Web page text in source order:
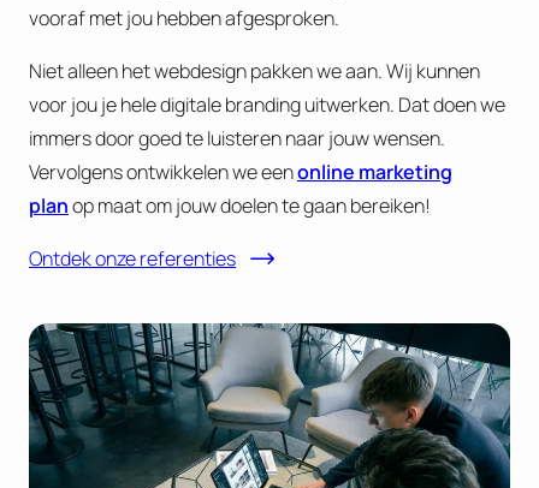
vooraf met jou hebben afgesproken.
Niet alleen het webdesign pakken we aan. Wij kunnen
voor jou je hele digitale branding uitwerken. Dat doen we
immers door goed te luisteren naar jouw wensen.
Vervolgens ontwikkelen we eenonline marketing
planop maat om jouw doelen te gaan bereiken!
Ontdek onze referenties